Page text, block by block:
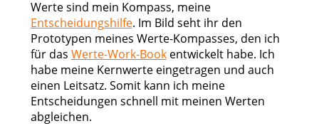
Werte sind mein Kompass, meine
Entscheidungshilfe. Im Bild seht ihr den
Prototypen meines Werte-Kompasses, den ich
für das Werte-Work-Bookentwickelt habe. Ich
habe meine Kernwerte eingetragen und auch
einen Leitsatz. Somit kann ich meine
Entscheidungen schnell mit meinen Werten
abgleichen.